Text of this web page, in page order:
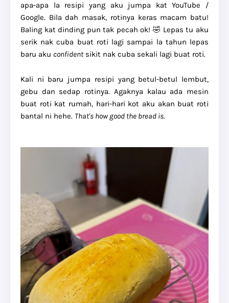
apa-apa la resipi yang aku jumpa kat YouTube /
Google. Bila dah masak, rotinya keras macam batu!
Baling kat dinding pun tak pecah ok! 🤣 Lepas tu aku
serik nak cuba buat roti lagi sampai la tahun lepas
baru aku confidentsikit nak cuba sekali lagi buat roti.
Kali ni baru jumpa resipi yang betul-betul lembut,
gebu dan sedap rotinya. Agaknya kalau ada mesin
buat roti kat rumah, hari-hari kot aku akan buat roti
bantal ni hehe. That's how good the bread is.